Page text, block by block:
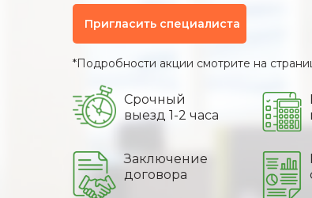
Пригласить специалиста
Срочный
выезд 1-2 часа
Заключение
договора
*Подробности акции смотрите на